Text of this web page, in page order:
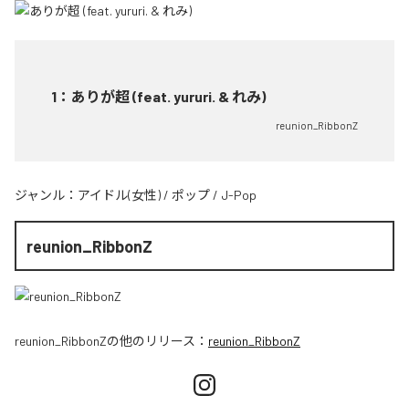
1 ： ありが超 (feat. yururi. & れみ)
reunion_RibbonZ
ジャンル： アイドル(女性) / ポップ / J-Pop
reunion_RibbonZ
reunion_RibbonZの他のリリース： reunion_RibbonZ